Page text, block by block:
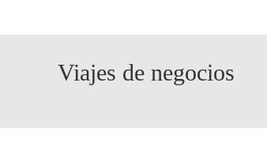
Viajes de negocios